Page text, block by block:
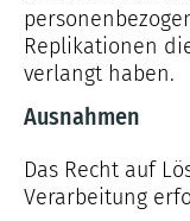
Replikationen
verlangt haben.
Ausnahmen
Das Recht auf
Verarbeitung